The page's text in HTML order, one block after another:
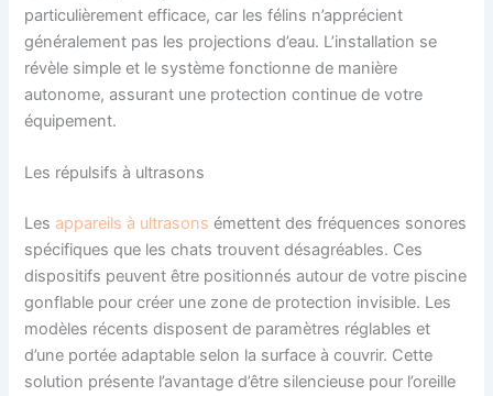
particulièrement efficace, car les félins n’apprécient
généralement pas les projections d’eau. L’installation se
révèle simple et le système fonctionne de manière
autonome, assurant une protection continue de votre
équipement.
Les répulsifs à ultrasons
Les appareils à ultrasons émettent des fréquences sonores
spécifiques que les chats trouvent désagréables. Ces
dispositifs peuvent être positionnés autour de votre piscine
gonflable pour créer une zone de protection invisible. Les
modèles récents disposent de paramètres réglables et
d’une portée adaptable selon la surface à couvrir. Cette
solution présente l’avantage d’être silencieuse pour l’oreille